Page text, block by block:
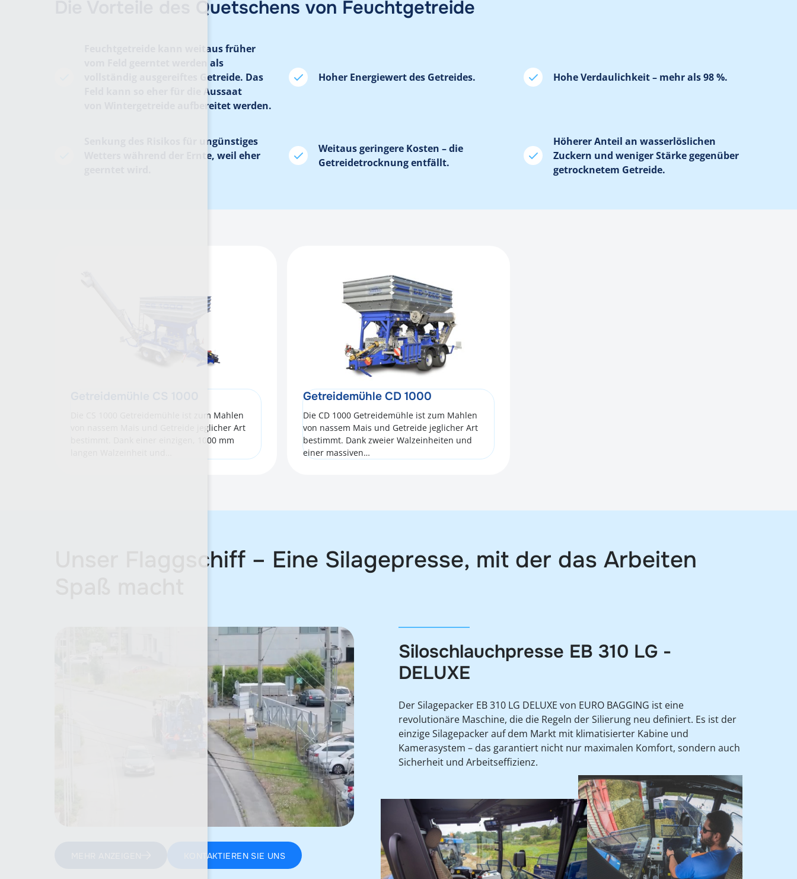
Die Vorteile des Quetschens von Feuchtgetreide
Feuchtgetreide kann weitaus früher
vom Feld geerntet werden als
vollständig ausgereiftes Getreide. Das
Feld kann so eher für die Aussaat
von Wintergetreide aufbereitet werden.
Hoher Energiewert des Getreides. Hohe Verdaulichkeit – mehr als 98 %.
Senkung des Risikos für ungünstiges
Wetters während der Ernte, weil eher
Weitaus geringere Kosten – die
Getreidetrocknung entfällt.
Höherer Anteil an wasserlöslichen
Zuckern und weniger Stärke gegenüber
getrocknetem Getreide.
Die CS 1000 Getreidemühle ist zum Mahlen
von nassem Mais und Getreide jeglicher Art
bestimmt. Dank einer einzigen, 1000 mm
Getreidemühle CD 1000
Die CD 1000 Getreidemühle ist zum Mahlen
von nassem Mais und Getreide jeglicher Art
bestimmt. Dank zweier Walzeinheiten und
einer massiven…
Unser Flaggschiff – Eine Silagepresse, mit der das Arbeiten
KONTAKTIEREN SIE UNS
Siloschlauchpresse EB 310 LG -
DELUXE
Der Silagepacker EB 310 LG DELUXE von EURO BAGGING ist eine
revolutionäre Maschine, die die Regeln der Silierung neu definiert. Es ist der
einzige Silagepacker auf dem Markt mit klimatisierter Kabine und
Kamerasystem – das garantiert nicht nur maximalen Komfort, sondern auch
Sicherheit und Arbeitseffizienz.